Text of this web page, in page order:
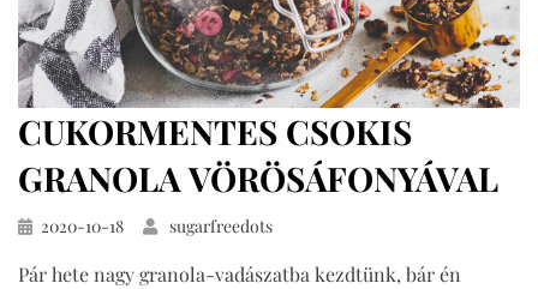
CUKORMENTES CSOKIS
GRANOLA VÖRÖSÁFONYÁVAL
Közzétéve
2020-10-18 sugarfreedots
Pár hete nagy granola-vadászatba kezdtünk, bár én